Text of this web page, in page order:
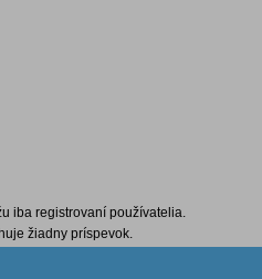
iba registrovaní používatelia.
žiadny príspevok.